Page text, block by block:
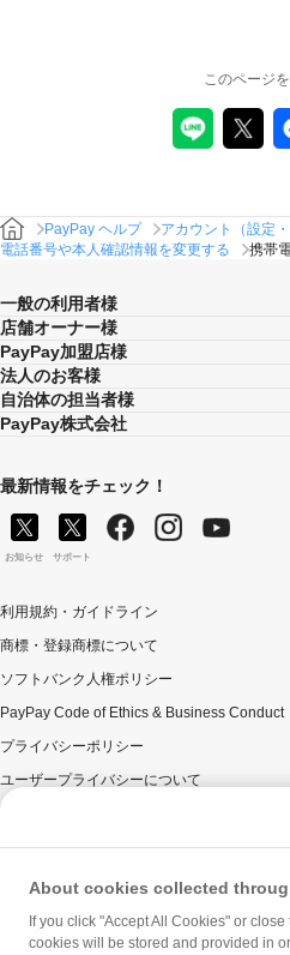
このページ
PayPay ヘルプ
アカウント（設定
電話番号や本人確認情報を変更する
携帯
一般の利用者様
店舗オーナー様
PayPay加盟店様
法人のお客様
自治体の担当者様
PayPay株式会社
最新情報をチェック！
お知らせ サポート
利用規約・ガイドライン
商標・登録商標について
ソフトバンク人権ポリシー
PayPay Code of Ethics & Business Conduct
プライバシーポリシー
ユーザープライバシーについて
ウェブサイト利用規約
反社会的勢力に対する方針
勧誘方針
マネロン等基本方針
About cookies collected
If you click "Accept All Cookies" or
cookies will be stored and provided in